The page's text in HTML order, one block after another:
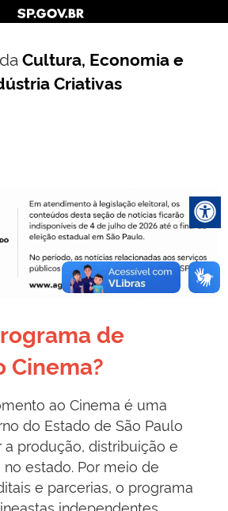
Cultura, Economia e
Criativas
de
Cinema?
ao Cinema é uma
do Estado de São Paulo
a produção, distribuição e
estado. Por meio de
e parcerias, o programa
independentes,